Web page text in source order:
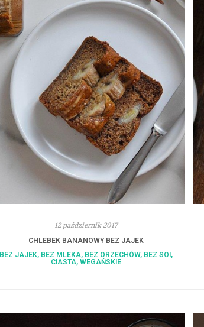
12 październik 2017
CHLEBEK BANANOWY BEZ JAJEK
BEZ JAJEK, BEZ MLEKA, BEZ ORZECHÓW, BEZ SOI ,
CIASTA, WEGAŃSKIE